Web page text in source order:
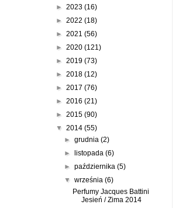
► 2023 (16)
► 2022 (18)
► 2021 (56)
► 2020 (121)
► 2019 (73)
► 2018 (12)
► 2017 (76)
► 2016 (21)
► 2015 (90)
▼ 2014 (55)
► grudnia (2)
► listopada (6)
► października (5)
▼ września (6)
Perfumy Jacques Battini
Jesień / Zima 2014